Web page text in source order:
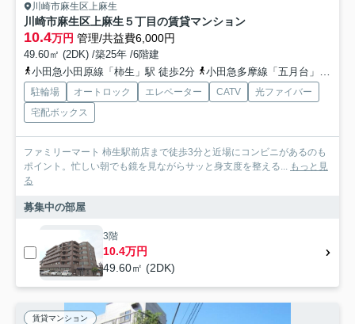
川崎市麻生区上麻生
川崎市麻生区上麻生５丁目の賃貸マンション
10.4万円 管理/共益費6,000円
49.60㎡ (2DK) /築25年 /6階建
小田急小田原線「柿生」駅 徒歩2分
小田急多摩線「五月台」駅 徒歩19分
駐輪場 オートロック エレベーター CATV
光ファイバー
宅配ボックス
ファミリーマート 柿生駅前店まで徒歩3分と近場にコンビニがあるのも
ポイント。忙しい朝でも鏡を見ながらサッと身支度を整える... もっと見
る
募集中の部屋
3階
10.4万円
49.60㎡ (2DK)
賃貸マンション